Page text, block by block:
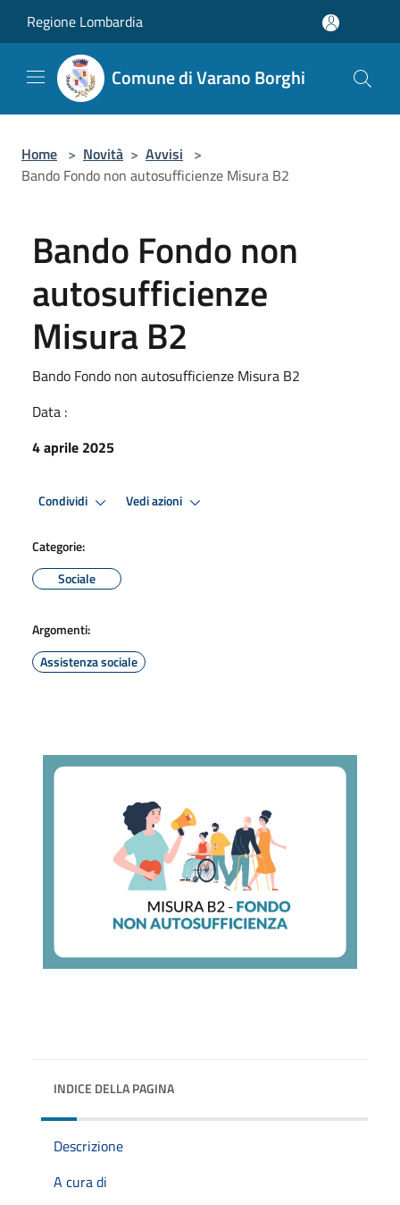
Regione Lombardia
Comune di Varano Borghi
Home > Novità > Avvisi >
Bando Fondo non autosufficienze Misura B2
Bando Fondo non
autosufficienze
Misura B2
Bando Fondo non autosufficienze Misura B2
Data :
4 aprile 2025
Condividi Vedi azioni
Categorie:
Sociale
Argomenti:
Assistenza sociale
INDICE DELLA PAGINA
Descrizione
A cura di